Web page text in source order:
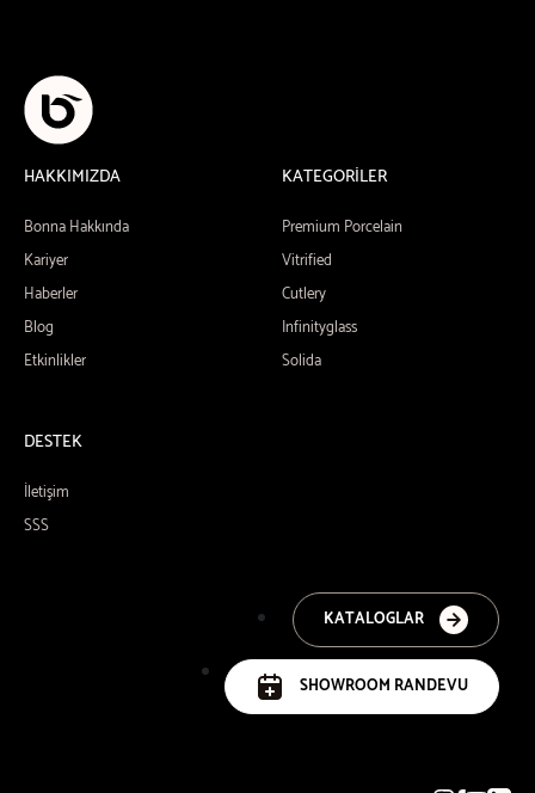
HAKKIMIZDA
Bonna Hakkında
Kariyer
Haberler
Blog
Etkinlikler
KATEGORİLER
Premium Porcelain
Vitrified
Cutlery
Infinityglass
Solida
DESTEK
İletişim
SSS
KATALOGLAR
SHOWROOM RANDEVU